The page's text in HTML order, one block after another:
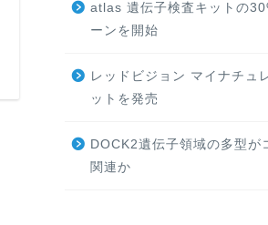
atlas 遺伝子検査キットの
ーンを開始
レッドビジョン マイナチュ
ットを発売
DOCK2遺伝子領域の多型が
関連か